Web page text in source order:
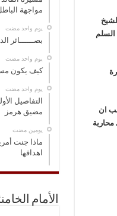
الشيخ
السلم
ان
مواجهة
‏يوم واحد مضت
بصــــــائر
‏يوم واحد مضت
كيف يكون
‏يوم واحد مضت
التفاصيل
مضيق هرمز
‏يومين مضت
ماذا جنت
اهدافها
الأمام